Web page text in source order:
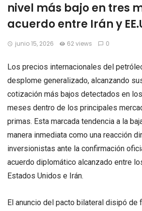
nivel más bajo en tres
acuerdo entre Irán y
junio 15, 2026 62 views 0
Los precios internacionales del
desplome generalizado, alcanzando
cotización más bajos detectados en
meses dentro de los principales
primas. Esta marcada tendencia a la
manera inmediata como una reacción
inversionistas ante la confirmación
acuerdo diplomático alcanzado entre
Estados Unidos e Irán.
El anuncio del pacto bilateral disipó de